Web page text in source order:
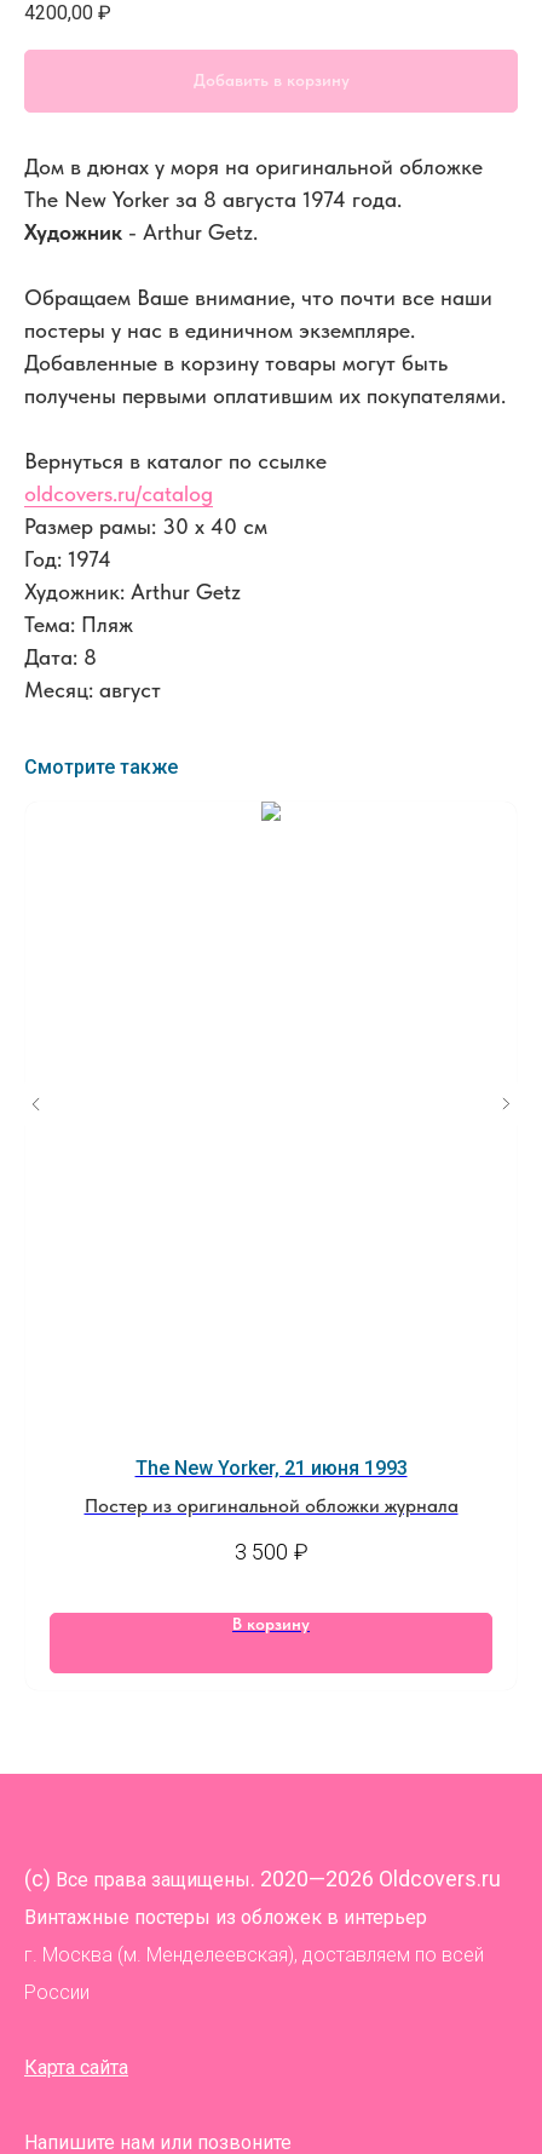
4200,00 ₽
Добавить в корзину
Дом в дюнах у моря на оригинальной обложке
The New Yorker за 8 августа 1974 года.
Художник - Arthur Getz.
Обращаем Ваше внимание, что почти все наши
постеры у нас в единичном экземпляре.
Добавленные в корзину товары могут быть
получены первыми оплатившим их покупателями.
Вернуться в каталог по ссылке
oldcovers.ru/catalog
Размер рамы: 30 x 40 см
Год: 1974
Художник: Arthur Getz
Тема: Пляж
Дата: 8
Месяц: август
Смотрите также
The New Yorker, 21 июня 1993
Постер из оригинальной обложки журнала
3 500 ₽
В корзину
(c) Все права защищены. 2020—2026 Oldcovers.ru
Винтажные постеры из обложек в интерьер
г. Москва (м. Менделеевская), доставляем по всей
России
Карта сайта
Напишите нам или позвоните